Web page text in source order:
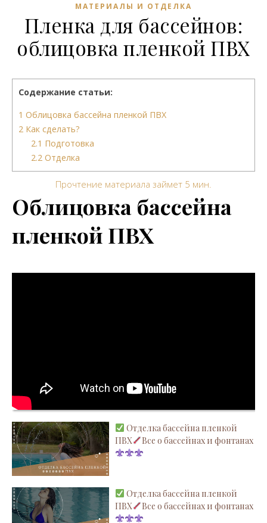
МАТЕРИАЛЫ И ОТДЕЛКА
Пленка для бассейнов:
облицовка пленкой ПВХ
Содержание статьи:
1 Облицовка бассейна пленкой ПВХ
2 Как сделать?
2.1 Подготовка
2.2 Отделка
Прочтение материала займет 5 мин.
Облицовка бассейна
пленкой ПВХ
Отделка бассейна пленкой
ПВХ
Все о бассейнах и фонтанах
Отделка бассейна пленкой
ПВХ
Все о бассейнах и фонтанах